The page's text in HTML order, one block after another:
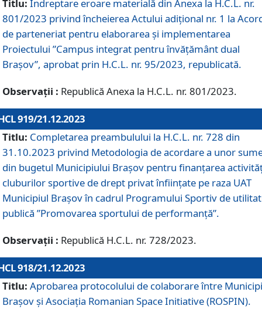
Titlu: Îndreptare eroare materială din Anexa la H.C.L. nr.
801/2023 privind încheierea Actului adițional nr. 1 la
de parteneriat pentru elaborarea și implementarea
Proiectului ”Campus integrat pentru învățământ dual
Brașov”, aprobat prin H.C.L. nr. 95/2023, republicată.
Observații : Republică Anexa la H.C.L. nr. 801/2023.
919/21.12.2023
Titlu: Completarea preambulului la H.C.L. nr. 728 din
31.10.2023 privind Metodologia de acordare a unor
din bugetul Municipiului Brașov pentru finanțarea
cluburilor sportive de drept privat înființate pe raza UAT
Municipiul Brașov în cadrul Programului Sportiv de
publică ”Promovarea sportului de performanță”.
Observații : Republică H.C.L. nr. 728/2023.
918/21.12.2023
Titlu: Aprobarea protocolului de colaborare între
Brașov și Asociația Romanian Space Initiative (ROSPIN).